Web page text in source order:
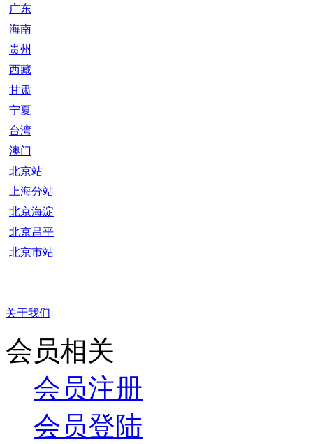
广东
海南
贵州
西藏
甘肃
宁夏
台湾
澳门
北京站
上海分站
北京海淀
北京昌平
北京市站
关于我们
会员相关
会员注册
会员登陆